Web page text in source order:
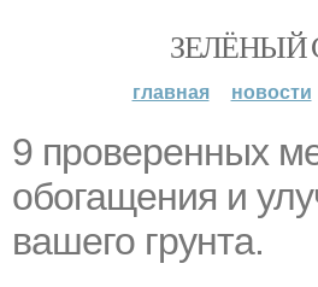
ЗЕЛЁНЫЙ
главная новости
9 проверенных
обогащения и
вашего грунта.